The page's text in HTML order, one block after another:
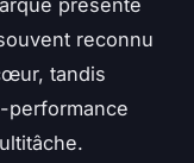
reconnu
tandis
performance